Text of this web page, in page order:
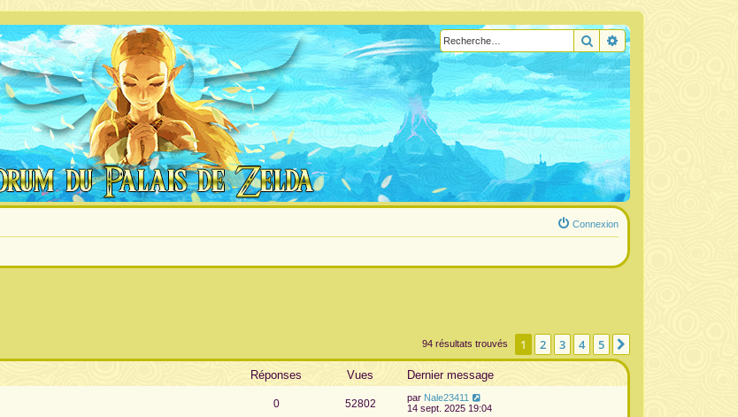
RechercherRecherche avancée
Connexion
94 résultats trouvés 1 2 3 4 5
Réponses Vues
Dernier message
0 52802 par Nale23411
14 sept. 2025 19:04